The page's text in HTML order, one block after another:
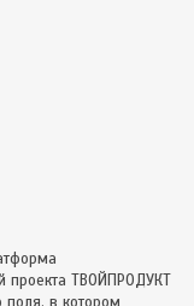
проекта ТВОЙПРОДУКТ